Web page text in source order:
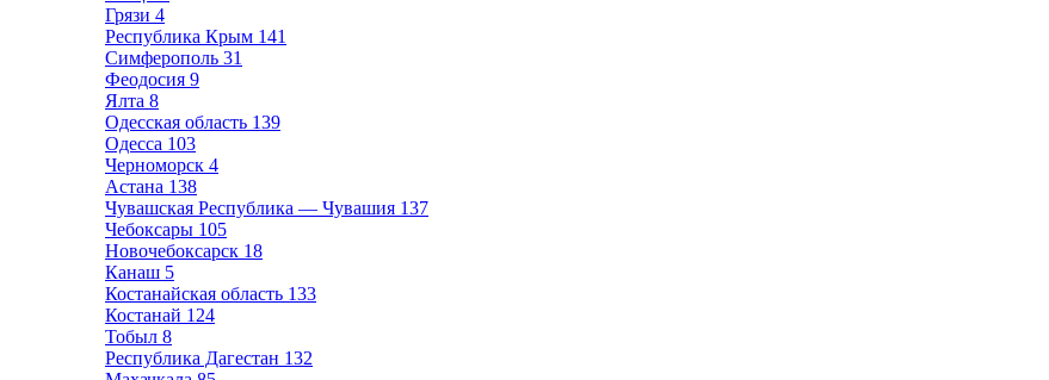
Грязи 4
Республика Крым 141
Симферополь 31
Феодосия 9
Ялта 8
Одесская область 139
Одесса 103
Черноморск 4
Астана 138
Чувашская Республика — Чувашия 137
Чебоксары 105
Новочебоксарск 18
Канаш 5
Костанайская область 133
Костанай 124
Тобыл 8
Республика Дагестан 132